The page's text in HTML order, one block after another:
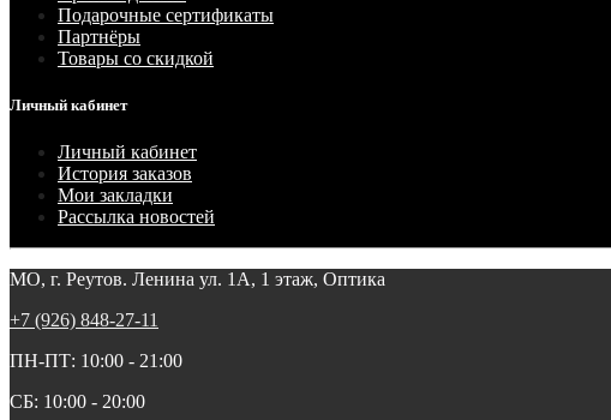
Подарочные сертификаты
Партнёры
Товары со скидкой
Личный кабинет
Личный кабинет
История заказов
Мои закладки
Рассылка новостей
МО, г. Реутов. Ленина ул. 1А, 1 этаж, Оптика
+7 (926) 848-27-11
ПН-ПТ: 10:00 - 21:00
СБ: 10:00 - 20:00